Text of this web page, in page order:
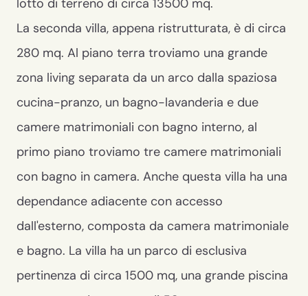
lotto di terreno di circa 13500 mq.
La seconda villa, appena ristrutturata, è di circa
280 mq. Al piano terra troviamo una grande
zona living separata da un arco dalla spaziosa
cucina-pranzo, un bagno-lavanderia e due
camere matrimoniali con bagno interno, al
primo piano troviamo tre camere matrimoniali
con bagno in camera. Anche questa villa ha una
dependance adiacente con accesso
dall'esterno, composta da camera matrimoniale
e bagno. La villa ha un parco di esclusiva
pertinenza di circa 1500 mq, una grande piscina